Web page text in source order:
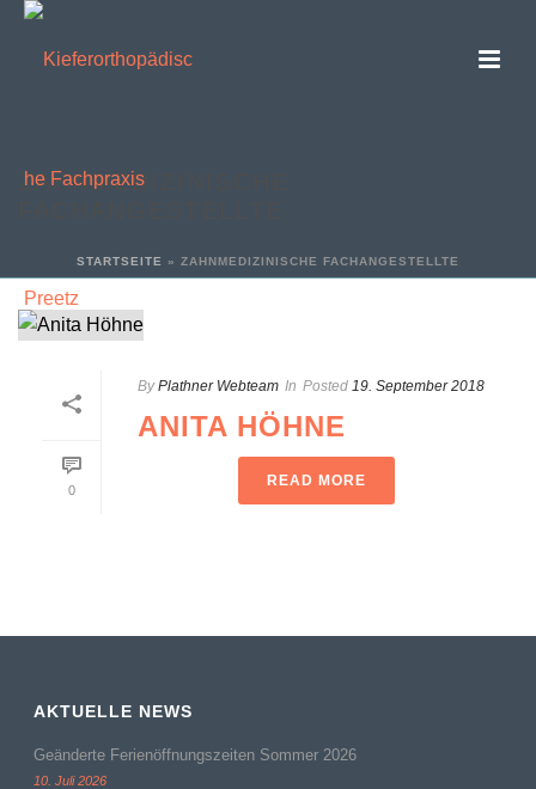
ZAHNMEDIZINISCHE
STARTSEITE » ZAHNMEDIZINISCHE FACHANGESTELLTE
0
By Plathner Webteam In Posted 19. September 2018
ANITA HÖHNE
READ MORE
AKTUELLE NEWS
Geänderte Ferienöffnungszeiten Sommer 2026
10. Juli 2026